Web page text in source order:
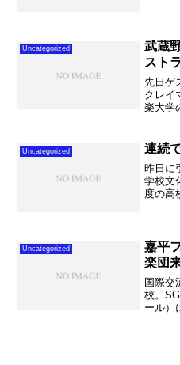
やかに
Uncategorized
武蔵
スト
先日ゲ
クレイ
楽大学
演、さ
だくさ
Uncategorized 連続
昨日に
学校文
度の高
す。。
Uncategorized
嘉平
楽団
国際交
校。
ール）